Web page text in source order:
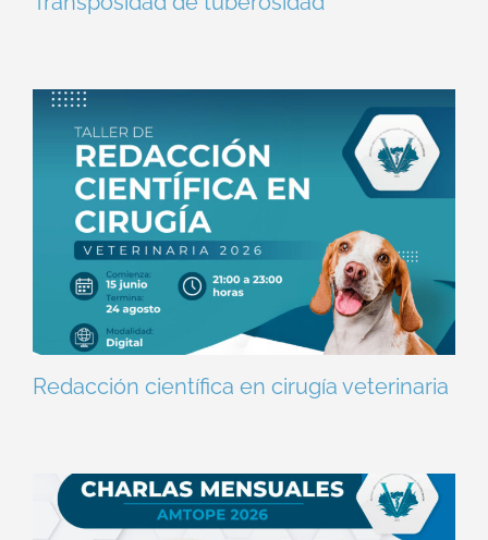
Redacción científica en cirugía veterinaria